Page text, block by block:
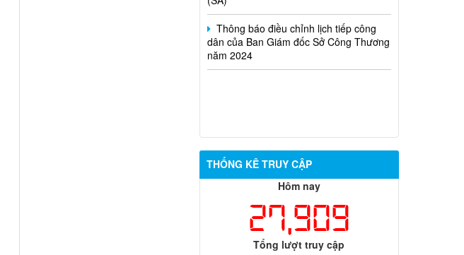
Thông báo điều chỉnh lịch tiếp công
dân của Ban Giám đốc Sở Công Thương
năm 2024
THỐNG KÊ TRUY CẬP
Hôm nay
27,909
Tổng lượt truy cập